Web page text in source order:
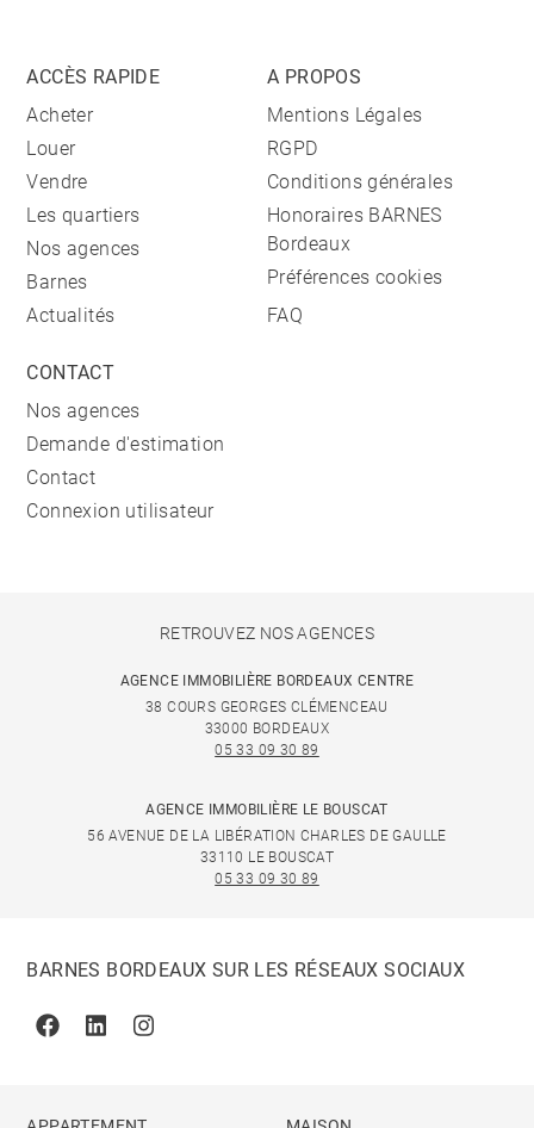
ACCÈS RAPIDE
Acheter
Louer
Vendre
Les quartiers
Nos agences
Barnes
Actualités
A PROPOS
Mentions Légales
RGPD
Conditions générales
Honoraires BARNES
Bordeaux
Préférences cookies
FAQ
CONTACT
Nos agences
Demande d'estimation
Contact
Connexion utilisateur
RETROUVEZ NOS AGENCES
AGENCE IMMOBILIÈRE BORDEAUX CENTRE
38 COURS GEORGES CLÉMENCEAU
33000 BORDEAUX
05 33 09 30 89
AGENCE IMMOBILIÈRE LE BOUSCAT
56 AVENUE DE LA LIBÉRATION CHARLES DE GAULLE
33110 LE BOUSCAT
05 33 09 30 89
BARNES BORDEAUX SUR LES RÉSEAUX SOCIAUX
FacebookLinkedinInstagram